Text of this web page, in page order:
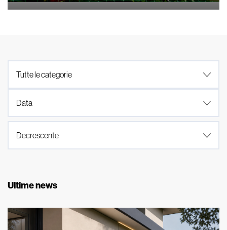
Ultime news